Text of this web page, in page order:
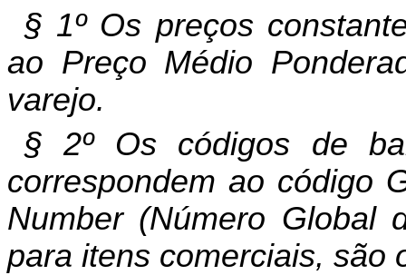
§ 1º Os preços
ao Preço Médio
varejo.
§ 2º Os códigos de
correspondem ao código
Number (Número Global
para itens comerciais, são